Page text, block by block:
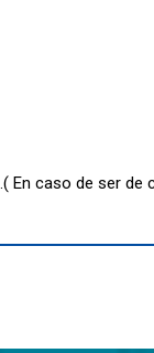
caso de ser de